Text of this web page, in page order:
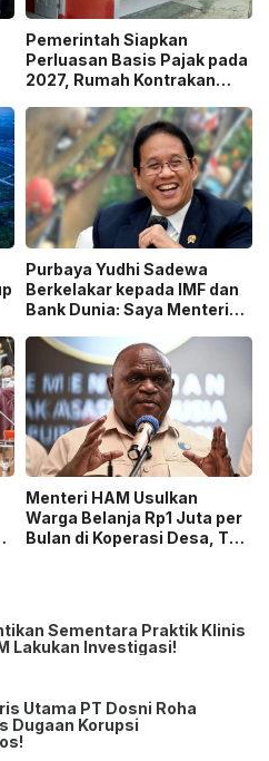
Pemerintah Siapkan
Perluasan Basis Pajak pada
2027, Rumah Kontrakan
Pengawasan!
Purbaya Yudhi Sadewa
Berkelakar kepada IMF dan
Bank Dunia: Saya Menteri
Beruntung di Dunia!
Menteri HAM Usulkan
Warga Belanja Rp1 Juta per
Bulan di Koperasi Desa, Tuai
Sementara Praktik Klinis
Lakukan Investigasi!
Utama PT Dosni Roha
Dugaan Korupsi